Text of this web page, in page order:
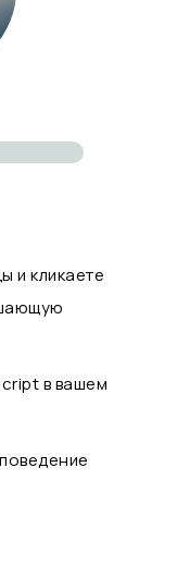
и кликаете
в вашем